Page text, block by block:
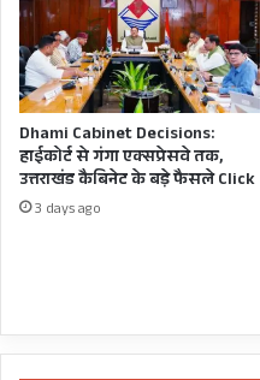
ऊर्जा
कर्मी
एक
माह
बाद
होंगे
उसी
राह!
Dhami Cabinet Decisions:
हाईकोर्ट से गंगा एक्सप्रेसवे तक,
उत्तराखंड कैबिनेट के बड़े फैसले Click
3 days ago